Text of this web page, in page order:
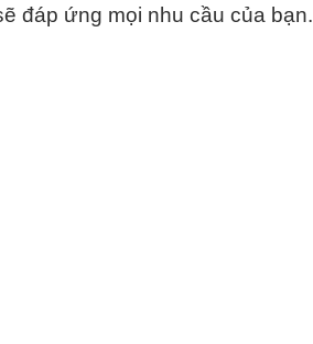
đáp ứng mọi nhu cầu của bạn.